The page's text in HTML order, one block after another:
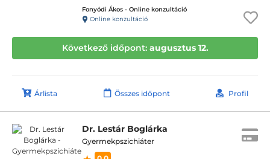
Fonyódi Ákos - Online konzultáció
Online konzultáció
Következő időpont: augusztus 12.
Árlista Összes időpont Profil
Dr. Lestár Boglárka
Gyermekpszichiáter